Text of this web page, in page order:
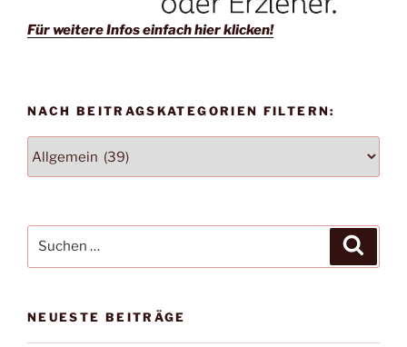
Für weitere Infos einfach hier klicken!
NACH BEITRAGSKATEGORIEN FILTERN:
BEITRAGSKATEGORIEN
nach:
NEUESTE BEITRÄGE